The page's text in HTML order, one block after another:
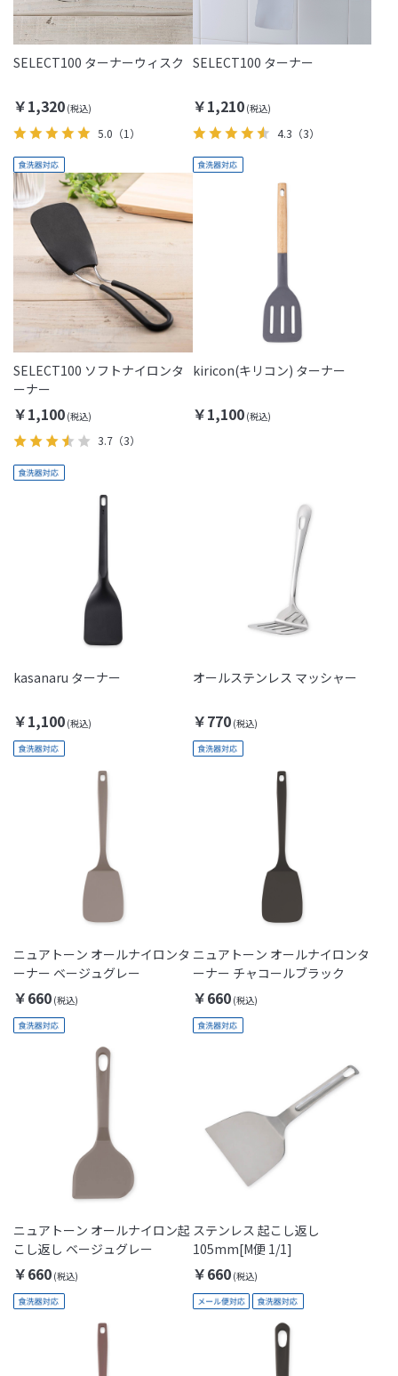
SELECT100 ターナーウィスク
￥1,320
5.0 （1）
SELECT100 ターナー
￥1,210
4.3 （3）
SELECT100 ソフトナイロンタ
ーナー
￥1,100
3.7 （3）
kiricon(キリコン) ターナー
￥1,100
kasanaru ターナー
￥1,100
オールステンレス マッシャー
￥770
ニュアトーン オールナイロンタ
ーナー ベージュグレー
￥660
ニュアトーン オールナイロンタ
ーナー チャコールブラック
￥660
ニュアトーン オールナイロン起
こし返し ベージュグレー
￥660
ステンレス 起こし返し
105mm[M便 1/1]
￥660